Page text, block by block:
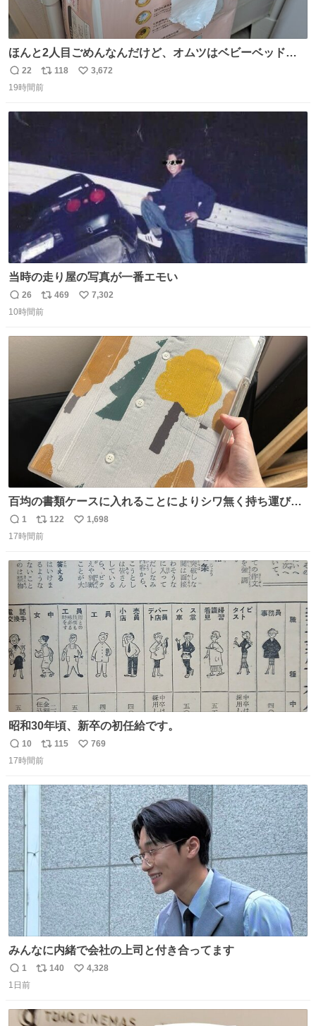
ほんと2人目ごめんなんだけど、オムツはベビーベッドにS
字フックで吊るしてる😂
返
信
22
リ
ポ
118
い
3,672
19時間前
当時の走り屋の写真が一番エモい
返
信
26
リ
ポ
469
い
7,302
10時間前
百均の書類ケースに入れることによりシワ無く持ち運びに
成功 いつも劇場のアイロンをお借りしていた ㅤ だいぶ前に
楽屋で誰かが入れているのを見て「真似しよう」と思った
返
信
1
リ
ポ
ト
数
122
い
数
1,698
17時間前
昭和30年頃、新卒の初任給です。
返
信
10
リ
ポ
ト
数
115
い
数
769
17時間前
みんなに内緒で会社の上司と付き合ってます
返
信
1
リ
140
い
数
4,328
1日前